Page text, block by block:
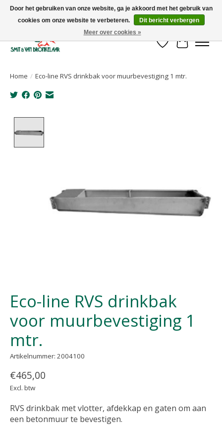
Uw leverancier voor stalinrichtingen en het opruwen van betonvloeren!
Verlanglijst
Home / Eco-line RVS drinkbak voor muurbevestiging 1 mtr.
Eco-line RVS drinkbak
voor muurbevestiging 1
mtr.
Artikelnummer: 2004100
€465,00
Excl. btw
RVS drinkbak met vlotter, afdekkap en gaten om aan
een betonmuur te bevestigen.
Door het gebruiken van onze website, ga je akkoord met het gebruik van
cookies om onze website te verbeteren.
Dit bericht verbergen
Meer over cookies »